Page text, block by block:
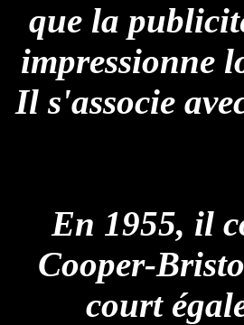
que la
impressionne
Il s'associe
En 1955, il
Cooper-
court